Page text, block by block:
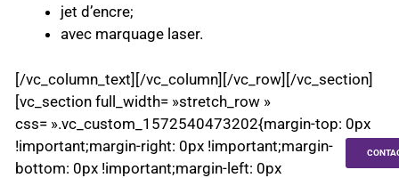
jet d’encre;
avec marquage laser.
[/vc_column_text][/vc_column][/vc_row][/vc_section]
[vc_section full_width= »stretch_row »
css= ».vc_custom_1572540473202{margin-top: 0px
!important;margin-right: 0px !important;margin-
bottom: 0px !important;margin-left: 0px